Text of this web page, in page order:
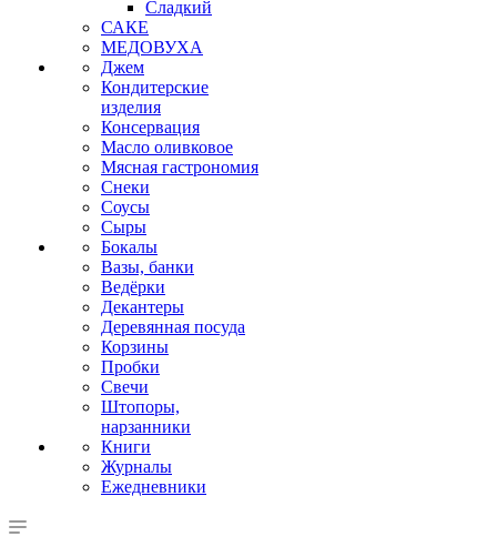
Сладкий
САКЕ
МЕДОВУХА
Джем
Кондитерские
изделия
Консервация
Масло оливковое
Мясная гастрономия
Снеки
Соусы
Сыры
Бокалы
Вазы, банки
Ведёрки
Декантеры
Деревянная посуда
Корзины
Пробки
Свечи
Штопоры,
нарзанники
Книги
Журналы
Ежедневники